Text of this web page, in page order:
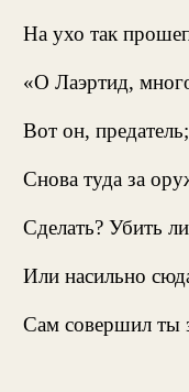
На ухо так
«О Лаэртид,
Вот он,
Снова туда за
Сделать? Убить
Или насильно
Сам совершил ты